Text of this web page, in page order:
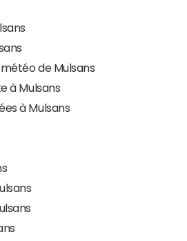
de Mulsans
à Mulsans
à Mulsans